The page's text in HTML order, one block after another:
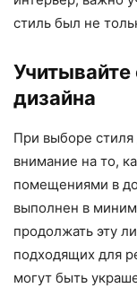
стиль был не
дизайна
При выборе стиля
внимание на то,
помещениями в
выполнен в
продолжать эту
подходящих для
могут быть